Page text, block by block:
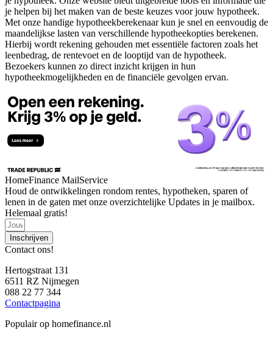
je helpen bij het maken van de beste keuzes voor jouw hypotheek.
Met onze handige hypotheekberekenaar kun je snel en eenvoudig de
maandelijkse lasten van verschillende hypotheekopties berekenen.
Hierbij wordt rekening gehouden met essentiële factoren zoals het
leenbedrag, de rentevoet en de looptijd van de hypotheek.
Bezoekers kunnen zo direct inzicht krijgen in hun
hypotheekmogelijkheden en de financiële gevolgen ervan.
HomeFinance MailService
Houd de ontwikkelingen rondom rentes, hypotheken, sparen of
lenen in de gaten met onze overzichtelijke Updates in je mailbox.
Helemaal gratis!
Inschrijven
Contact ons!
Hertogstraat 131
6511 RZ Nijmegen
088 22 77 344
Contactpagina
Populair op homefinance.nl